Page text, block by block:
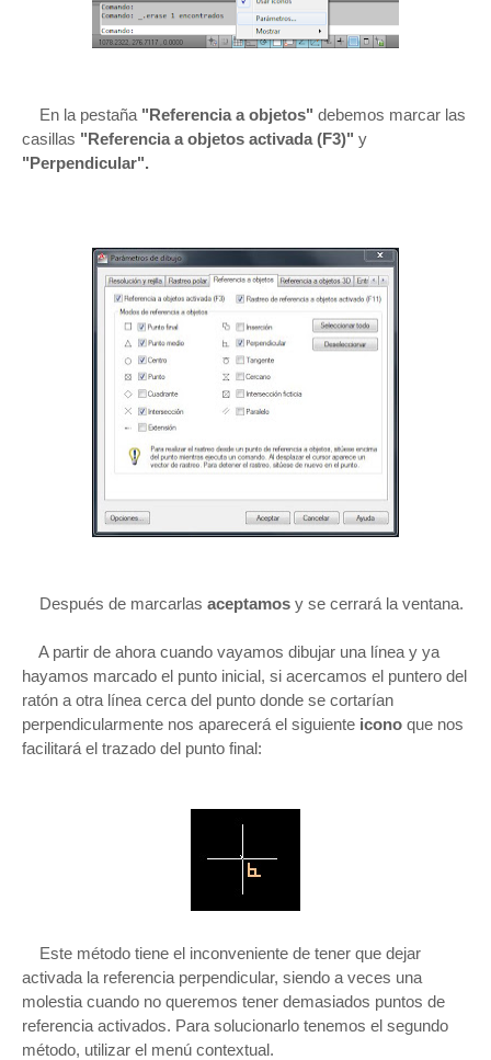
En la pestaña "Referencia a objetos" debemos marcar las
casillas "Referencia a objetos activada (F3)" y
"Perpendicular".
Después de marcarlas aceptamos y se cerrará la ventana.
A partir de ahora cuando vayamos dibujar una línea y ya
hayamos marcado el punto inicial, si acercamos el puntero del
ratón a otra línea cerca del punto donde se cortarían
perpendicularmente nos aparecerá el siguiente icono que nos
facilitará el trazado del punto final:
Este método tiene el inconveniente de tener que dejar
activada la referencia perpendicular, siendo a veces una
molestia cuando no queremos tener demasiados puntos de
referencia activados. Para solucionarlo tenemos el segundo
método, utilizar el menú contextual.